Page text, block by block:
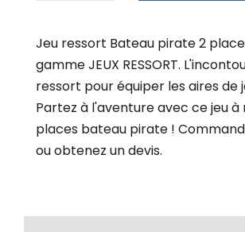
Jeu ressort Bateau pirate 2
gamme JEUX RESSORT.
ressort pour équiper les aires de
Partez à l'aventure avec ce jeu à
places bateau pirate !
ou obtenez un devis.